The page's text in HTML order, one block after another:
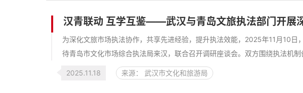
汉青联动 互学互鉴——武汉与青岛文旅执法部门开展
为深化文旅市场执法协作，共享先进经验，提升执法效能，2025年11月10日
待青岛市文化市场综合执法局来汉，联合召开调研座谈会。双方围绕执法机
2025.11.18 来源： 武汉市文化和旅游局